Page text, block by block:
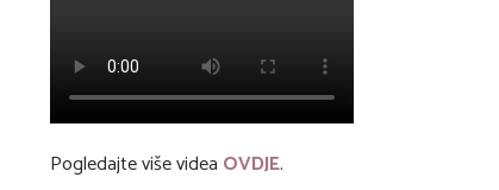
Pogledajte više videa OVDJE.